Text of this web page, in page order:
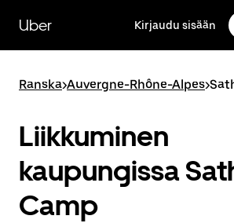
siirry
pääsisältöön
Uber Kirjaudu sisään
Ranska>Auvergne-Rhône-Alpes>
Liikkuminen
kaupungissa
Camp